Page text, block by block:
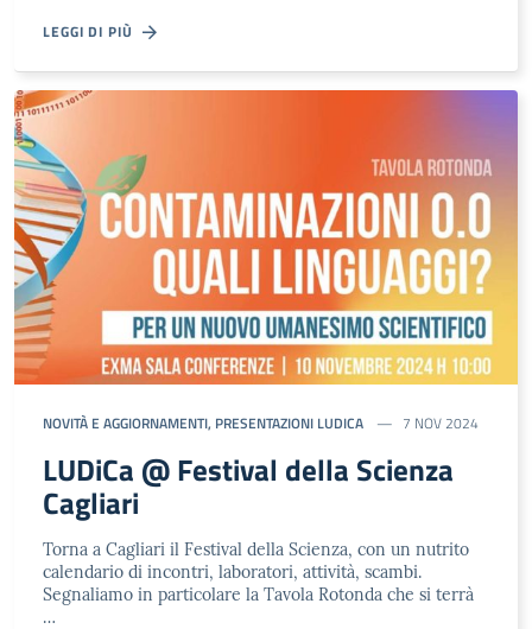
LEGGI DI PIÙ
NOVITÀ E AGGIORNAMENTI, PRESENTAZIONI LUDICA 7 NOV 2024
LUDiCa @ Festival della Scienza
Cagliari
Torna a Cagliari il Festival della Scienza, con un nutrito
calendario di incontri, laboratori, attività, scambi.
Segnaliamo in particolare la Tavola Rotonda che si terrà
…